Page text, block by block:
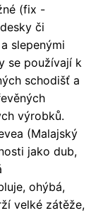
(fix -
či
slepenými
se používají k
schodišť a
výrobků.
(Malajský
jako dub,
ohýbá,
velké zátěže,